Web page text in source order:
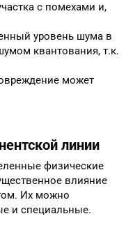
с помехами и,
уровень шума в
квантования, т.к.
может
линии
физические
влияние
Их можно
и специальные.